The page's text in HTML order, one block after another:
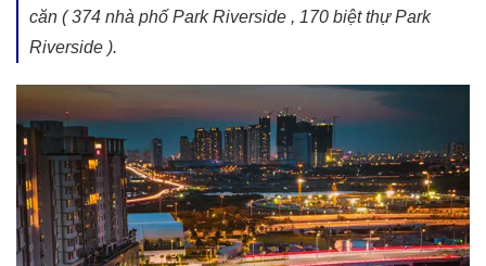
căn ( 374 nhà phố Park Riverside , 170 biệt thự Park
Riverside ).